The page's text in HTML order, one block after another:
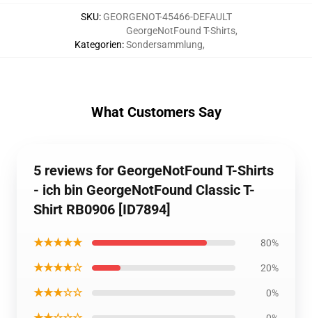
SKU: GEORGENOT-45466-DEFAULT
Kategorien:
GeorgeNotFound T-Shirts,
Sondersammlung,
What Customers Say
5 reviews for GeorgeNotFound T-Shirts
- ich bin GeorgeNotFound Classic T-
Shirt RB0906 [ID7894]
★★★★★ 80%
★★★★☆ 20%
★★★☆☆ 0%